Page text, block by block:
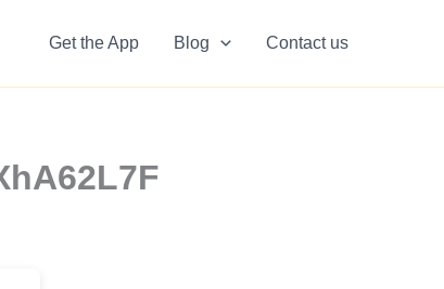
Get the App Blog Contact us